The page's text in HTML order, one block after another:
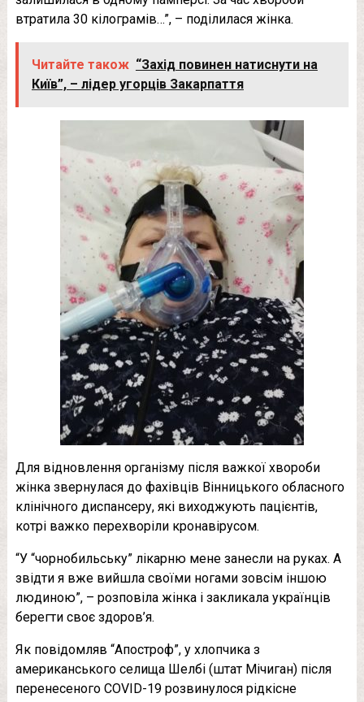
втратила 30 кілограмів…”, – поділилася жінка.
Читайте також “Захід повинен натиснути на
Київ”, – лідер угорців Закарпаття
Для відновлення організму після важкої хвороби
жінка звернулася до фахівців Вінницького обласного
клінічного диспансеру, які виходжують пацієнтів,
котрі важко перехворіли кронавірусом.
“У “чорнобильську” лікарню мене занесли на руках. А
звідти я вже вийшла своїми ногами зовсім іншою
людиною”, – розповіла жінка і закликала українців
берегти своє здоров’я.
Як повідомляв “Апостроф”, у хлопчика з
американського селища Шелбі (штат Мічиган) після
перенесеного COVID-19 розвинулося рідкісне